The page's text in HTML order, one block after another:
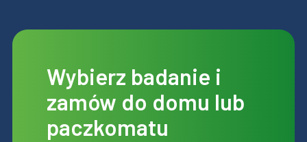
Wybierz badanie i
zamów do domu lub
paczkomatu